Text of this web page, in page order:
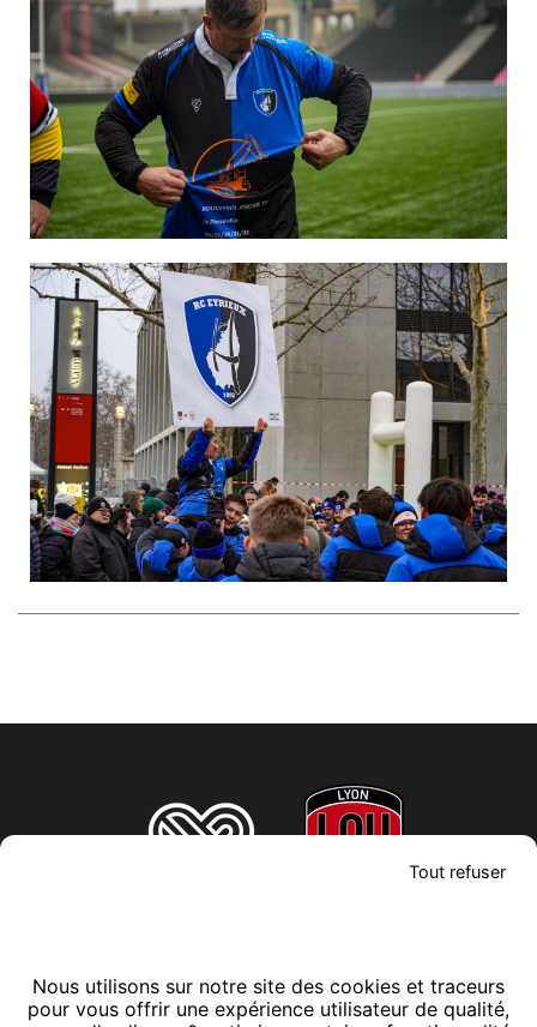
Image
CONTACTEZ-NOUS
Nous utilisons sur notre site des cookies et traceurs
pour vous offrir une expérience utilisateur de qualité,
Tout refuser